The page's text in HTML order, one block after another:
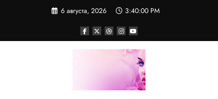
6 августа, 2026 3:40:00 PM